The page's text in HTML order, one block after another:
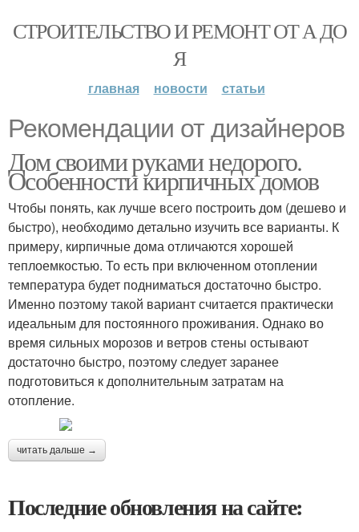
СТРОИТЕЛЬСТВО И РЕМОНТ ОТ А ДО
Я
главная новости статьи
Рекомендации от дизайнеров
Дом своими руками недорого.
Особенности кирпичных домов
Чтобы понять, как лучше всего построить дом (дешево и
быстро), необходимо детально изучить все варианты. К
примеру, кирпичные дома отличаются хорошей
теплоемкостью. То есть при включенном отоплении
температура будет подниматься достаточно быстро.
Именно поэтому такой вариант считается практически
идеальным для постоянного проживания. Однако во
время сильных морозов и ветров стены остывают
достаточно быстро, поэтому следует заранее
подготовиться к дополнительным затратам на
отопление.
читать дальше →
Последние обновления на сайте: